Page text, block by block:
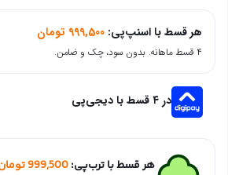
هر قسط با اسنپ‌پی: 999,500 تومان
۴ قسط ماهانه. بدون سود، چک و ضامن.
در ۴ قسط با دیجی‌پی
هر قسط با ترب‌پی:999,500